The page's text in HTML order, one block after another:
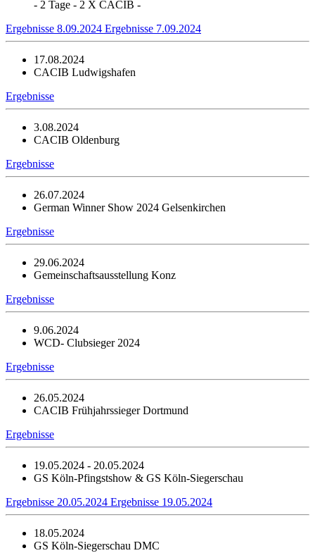
- 2 Tage - 2 X CACIB -
Ergebnisse 8.09.2024 Ergebnisse 7.09.2024
17.08.2024
CACIB Ludwigshafen
Ergebnisse
3.08.2024
CACIB Oldenburg
Ergebnisse
26.07.2024
German Winner Show 2024 Gelsenkirchen
Ergebnisse
29.06.2024
Gemeinschaftsausstellung Konz
Ergebnisse
9.06.2024
WCD- Clubsieger 2024
Ergebnisse
26.05.2024
CACIB Frühjahrssieger Dortmund
Ergebnisse
19.05.2024 - 20.05.2024
GS Köln-Pfingstshow & GS Köln-Siegerschau
Ergebnisse 20.05.2024 Ergebnisse 19.05.2024
18.05.2024
GS Köln-Siegerschau DMC